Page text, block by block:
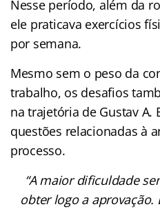
Nesse período, além da
ele praticava exercícios
por semana.
Mesmo sem o peso da
trabalho, os desafios
na trajetória de Gustav A.
questões relacionadas à
processo.
“A maior dificuldade
obter logo a aprovação.